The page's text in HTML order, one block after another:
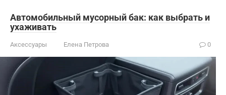
Автомобильный мусорный бак: как выбрать и
ухаживать
Аксессуары Елена Петрова 0